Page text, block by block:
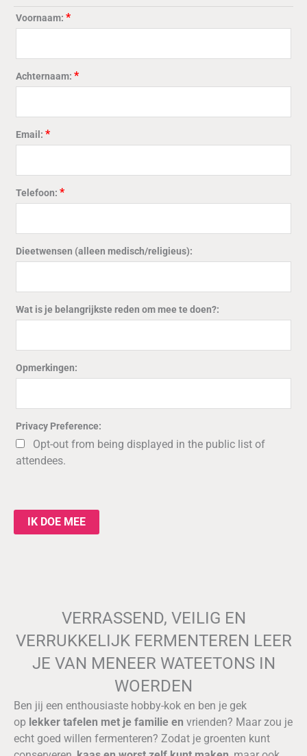
19
dec
laatste
Voornaam: *
Achternaam: *
Email: *
Telefoon: *
Dieetwensen (alleen medisch/religieus):
Wat is je belangrijkste reden om mee te doen?:
Opmerkingen:
Privacy Preference:
Opt-out from being displayed in the public list of
attendees.
IK DOE MEE
VERRASSEND, VEILIG EN
VERRUKKELIJK FERMENTEREN LEER
JE VAN MENEER WATEETONS IN
WOERDEN
Ben jij een enthousiaste hobby-kok en ben je gek
op lekker tafelen met je familie en vrienden? Maar zou je
echt goed willen fermenteren? Zodat je groenten kunt